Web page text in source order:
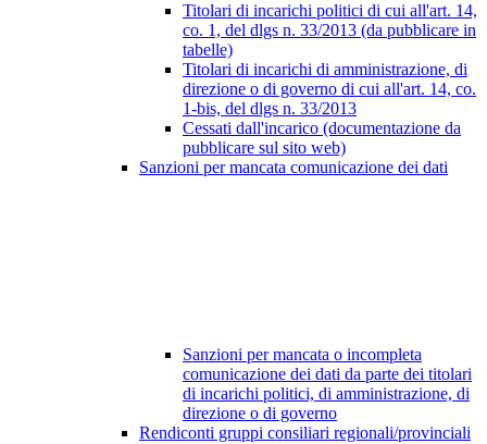
Titolari di incarichi politici di cui all'art. 14,
co. 1, del dlgs n. 33/2013 (da pubblicare in
tabelle)
Titolari di incarichi di amministrazione, di
direzione o di governo di cui all'art. 14, co.
1-bis, del dlgs n. 33/2013
Cessati dall'incarico (documentazione da
pubblicare sul sito web)
Sanzioni per mancata comunicazione dei dati
Sanzioni per mancata o incompleta
comunicazione dei dati da parte dei titolari
di incarichi politici, di amministrazione, di
direzione o di governo
Rendiconti gruppi consiliari regionali/provinciali